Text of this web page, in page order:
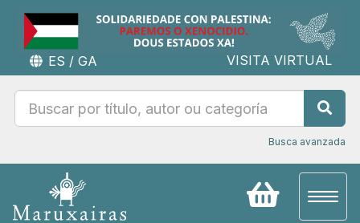
ES / GA VISITA VIRTUAL
Busca avanzada